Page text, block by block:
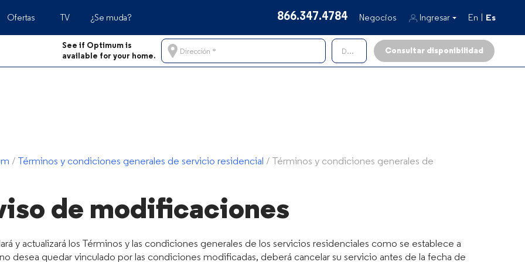
Apoyo para servicio móvil
Ofertas TV ¿Se muda? 866.347.4784 Negocios Ingresar
Internet y televisión
En Es
See if Optimum is
available for your home.
Dirección Dpto.
/ Términos y condiciones generales de servicio residencial / Términos y condiciones generales de
de modificaciones
y actualizará los Términos y las condiciones generales de los servicios residenciales como se establece a
desea quedar vinculado por las condiciones modificadas, deberá cancelar su servicio antes de la fecha de